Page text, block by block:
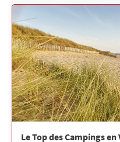
Le Top des Campings en